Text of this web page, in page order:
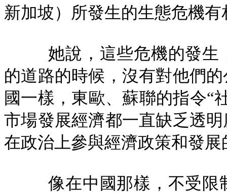
新加坡）所發生的生態危機有
她說，這些危機的發生
的道路的時候，沒有對他們
國一樣，東歐、蘇聯的指令“
市場發展經濟都一直缺乏透
在政治上參與經濟政策和發
像在中國那樣，不受限